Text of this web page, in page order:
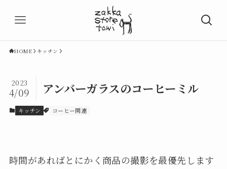
HOME キッチン
アンバーガラスのコーヒーミル
2023
4/09
キッチン コーヒー関連
時間があればとにかく商品の撮影を最優先します